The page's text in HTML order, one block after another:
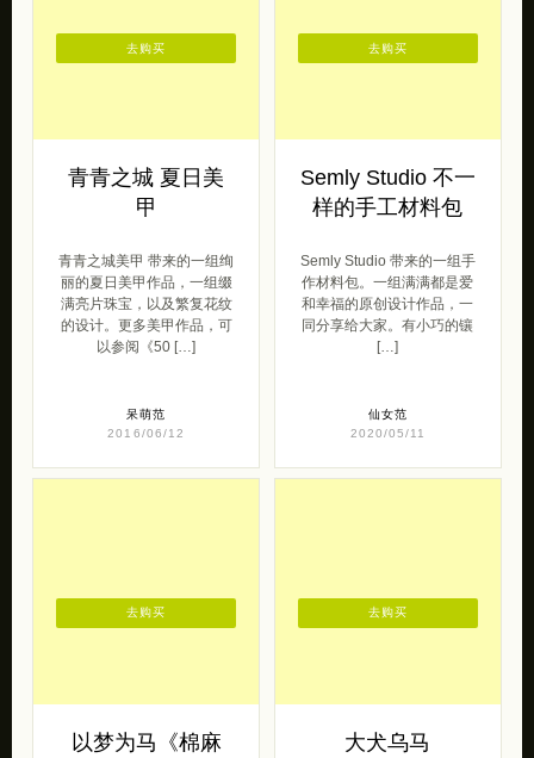
青青之城 夏日美
甲
青青之城美甲 带来的一组绚
丽的夏日美甲作品，一组缀
满亮片珠宝，以及繁复花纹
的设计。更多美甲作品，可
以参阅《50 […]
呆萌范
2016/06/12
去购买
Semly Studio 不一
样的手工材料包
Semly Studio 带来的一组手
作材料包。一组满满都是爱
和幸福的原创设计作品，一
同分享给大家。有小巧的镶
[…]
仙女范
2020/05/11
去购买
以梦为马《棉麻
去购买
大犬乌马
去购买